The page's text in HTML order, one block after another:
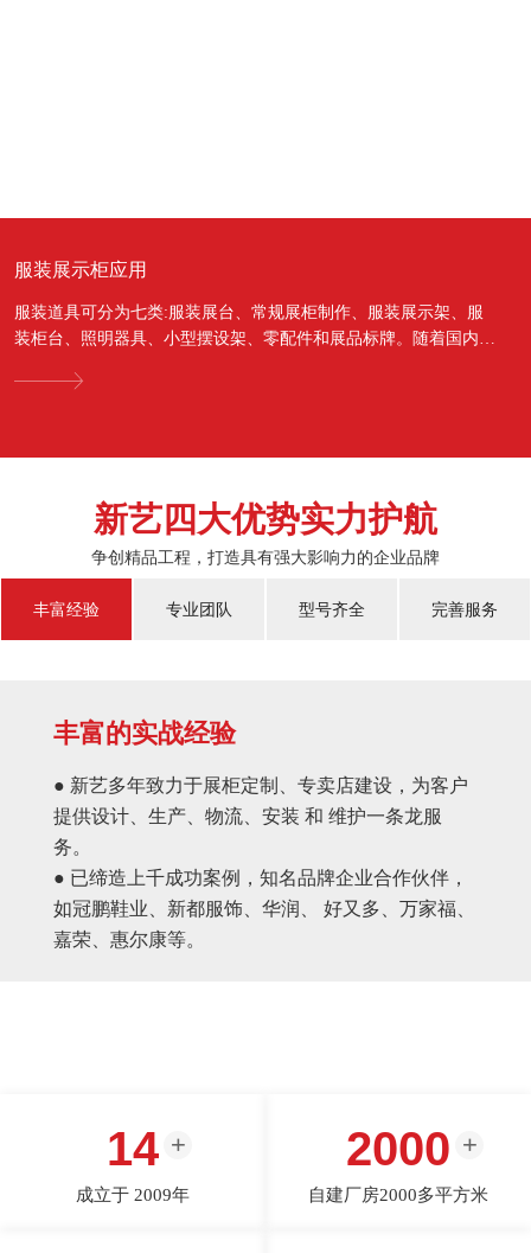
服装展示柜应用
服装道具可分为七类:服装展台、常规展柜制作、服装展示架、服
装柜台、照明器具、小型摆设架、零配件和展品标牌。随着国内经
新艺四大优势实力护航
争创精品工程，打造具有强大影响力的企业品牌
丰富经验 专业团队 型号齐全 完善服务
丰富的实战经验
● 新艺多年致力于展柜定制、专卖店建设，为客户
提供设计、生产、物流、安装 和 维护一条龙服
务。
● 已缔造上千成功案例，知名品牌企业合作伙伴，
如冠鹏鞋业、新都服饰、华润、 好又多、万家福、
嘉荣、惠尔康等。
14
成立于 2009年
2000
自建厂房2000多平方米